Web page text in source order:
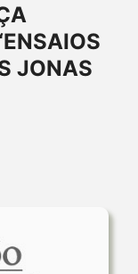
JONAS